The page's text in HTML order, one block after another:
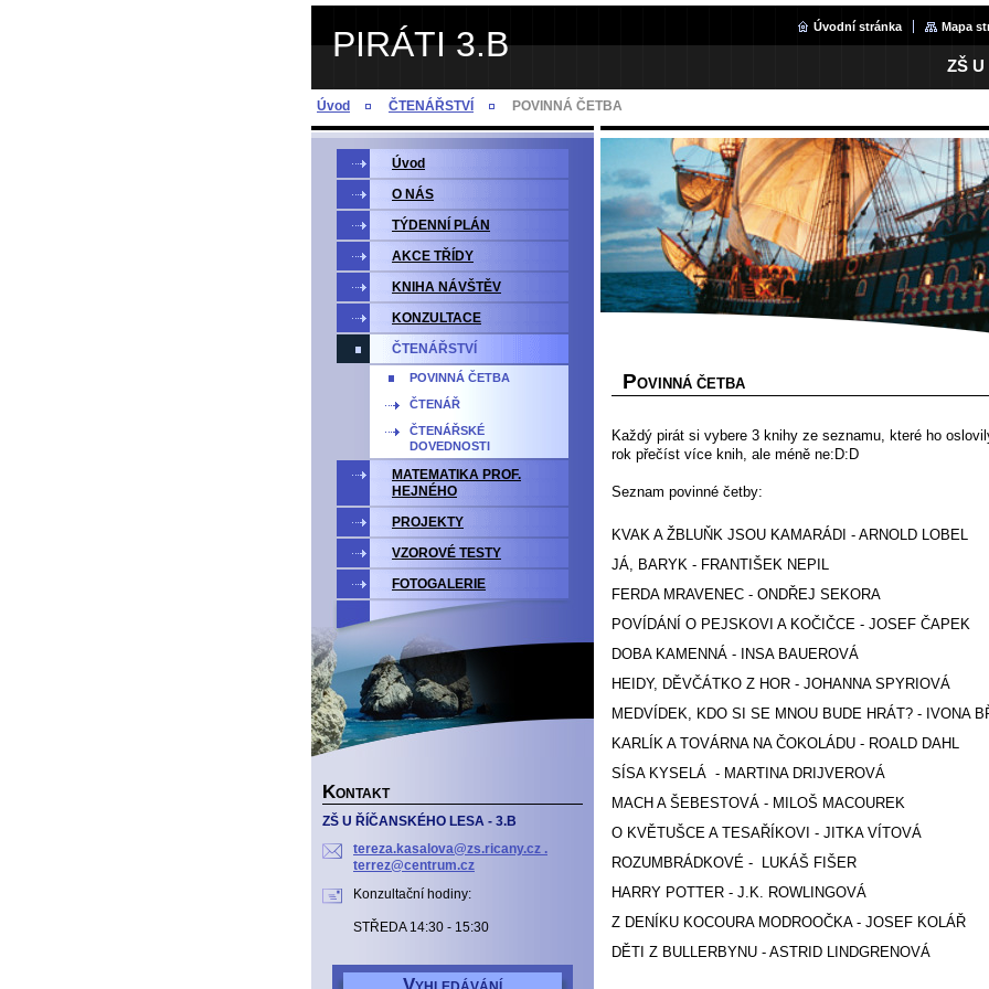
PIRÁTI 3.B Úvodní stránka Mapa
ZŠ U
Úvod ČTENÁŘSTVÍ POVINNÁ ČETBA
POVINNÁ ČETBA
Každý pirát si vybere 3 knihy ze seznamu, které ho
rok přečíst více knih, ale méně ne:D:D
Seznam povinné četby:
KVAK A ŽBLUŇK JSOU KAMARÁDI - ARNOLD LOBEL
JÁ, BARYK - FRANTIŠEK NEPIL
FERDA MRAVENEC - ONDŘEJ SEKORA
POVÍDÁNÍ O PEJSKOVI A KOČIČCE - JOSEF ČAPEK
DOBA KAMENNÁ - INSA BAUEROVÁ
HEIDY, DĚVČÁTKO Z HOR - JOHANNA SPYRIOVÁ
MEDVÍDEK, KDO SI SE MNOU BUDE HRÁT? - IVONA
KARLÍK A TOVÁRNA NA ČOKOLÁDU - ROALD DAHL
SÍSA KYSELÁ - MARTINA DRIJVEROVÁ
MACH A ŠEBESTOVÁ - MILOŠ MACOUREK
O KVĚTUŠCE A TESAŘÍKOVI - JITKA VÍTOVÁ
ROZUMBRÁDKOVÉ - LUKÁŠ FIŠER
HARRY POTTER - J.K. ROWLINGOVÁ
Z DENÍKU KOCOURA MODROOČKA - JOSEF KOLÁŘ
DĚTI Z BULLERBYNU - ASTRID LINDGRENOVÁ
Úvod
O NÁS
TÝDENNÍ PLÁN
AKCE TŘÍDY
KNIHA NÁVŠTĚV
KONZULTACE
ČTENÁŘSTVÍ
POVINNÁ ČETBA
ČTENÁŘ
ČTENÁŘSKÉ
DOVEDNOSTI
MATEMATIKA PROF.
HEJNÉHO
PROJEKTY
VZOROVÉ TESTY
FOTOGALERIE
KONTAKT
ZŠ U ŘÍČANSKÉHO LESA - 3.B
tereza.kasalova@zs.ricany.cz .
terrez@centrum.cz
Konzultační hodiny:
STŘEDA 14:30 - 15:30